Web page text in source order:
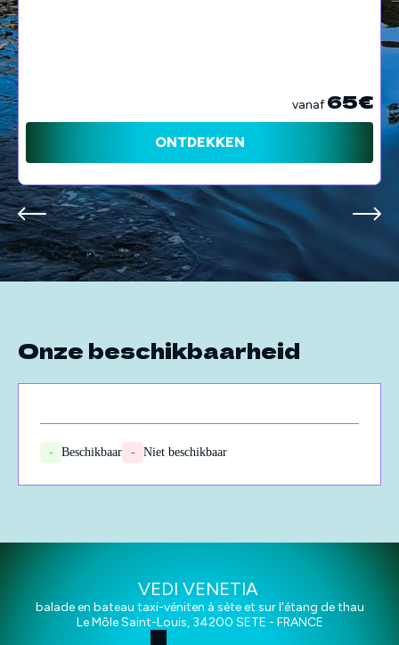
vanaf 65€
ONTDEKKEN
Onze beschikbaarheid
- Beschikbaar - Niet beschikbaar
VEDI VENETIA
balade en bateau taxi-véniten à sète et sur l'étang de thau
Le Môle Saint-Louis, 34200 SETE - FRANCE